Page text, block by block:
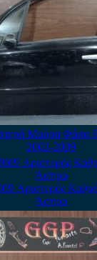
Μαύρη Φάσα
2002-2009
Αριστερός
Άσπρο